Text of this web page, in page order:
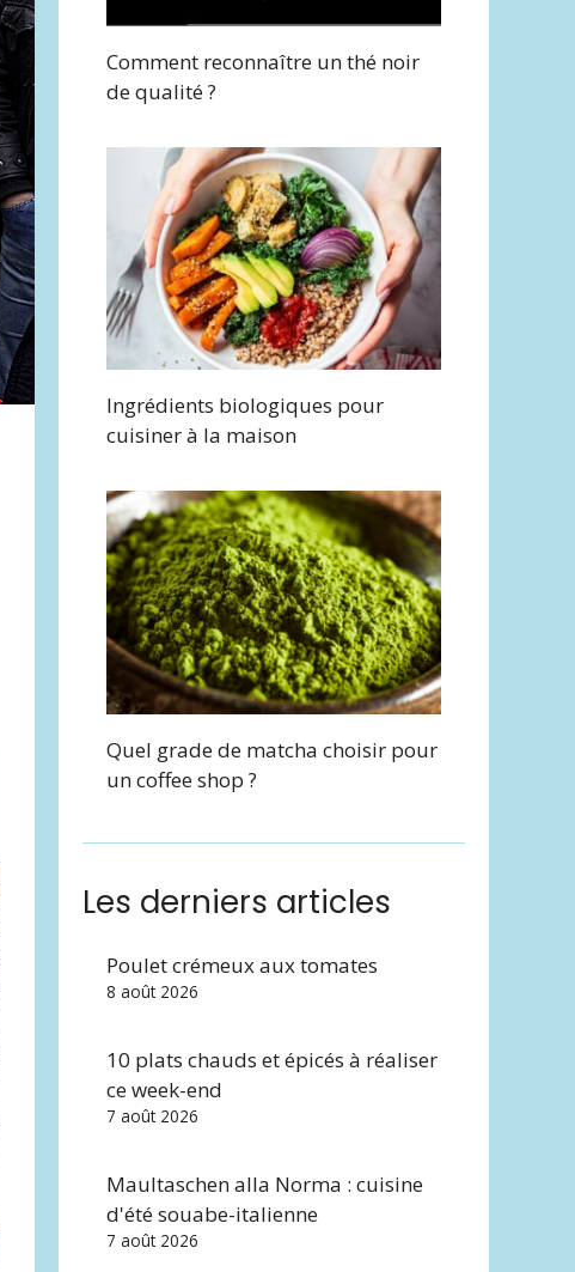
Comment reconnaître un thé noir
de qualité ?
Ingrédients biologiques pour
cuisiner à la maison
Quel grade de matcha choisir pour
un coffee shop ?
Les derniers articles
Poulet crémeux aux tomates
8 août 2026
10 plats chauds et épicés à réaliser
ce week-end
7 août 2026
Maultaschen alla Norma : cuisine
d'été souabe-italienne
7 août 2026